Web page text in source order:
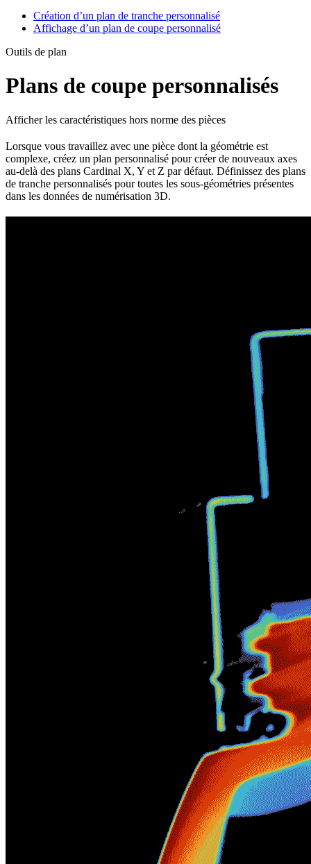
Création d’un plan de tranche personnalisé
Affichage d’un plan de coupe personnalisé
Outils de plan
Plans de coupe personnalisés
Afficher les caractéristiques hors norme des pièces
Lorsque vous travaillez avec une pièce dont la géométrie est
complexe, créez un plan personnalisé pour créer de nouveaux axes
au-delà des plans Cardinal X, Y et Z par défaut. Définissez des plans
de tranche personnalisés pour toutes les sous-géométries présentes
dans les données de numérisation 3D.